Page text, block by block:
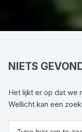
NIETS
Het lijkt er op dat we
Wellicht kan een